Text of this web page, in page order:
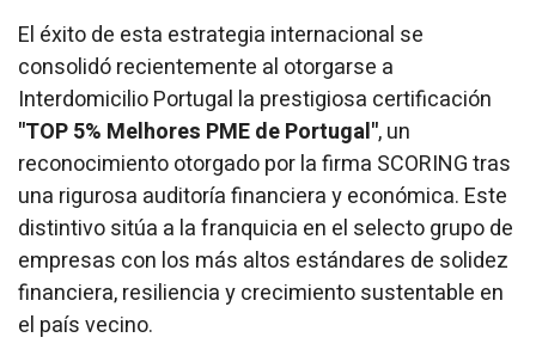
El éxito de esta estrategia internacional se
consolidó recientemente al otorgarse a
Interdomicilio Portugal la prestigiosa certificación
"TOP 5% Melhores PME de Portugal", un
reconocimiento otorgado por la firma SCORING tras
una rigurosa auditoría financiera y económica. Este
distintivo sitúa a la franquicia en el selecto grupo de
empresas con los más altos estándares de solidez
financiera, resiliencia y crecimiento sustentable en
el país vecino.